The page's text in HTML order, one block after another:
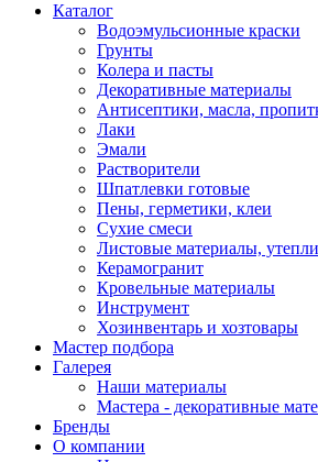
Каталог
Водоэмульсионные краски
Грунты
Колера и пасты
Декоративные материалы
Антисептики, масла,
Лаки
Эмали
Растворители
Шпатлевки готовые
Пены, герметики, клеи
Сухие смеси
Листовые материалы,
Керамогранит
Кровельные материалы
Инструмент
Хозинвентарь и хозтовары
Мастер подбора
Галерея
Наши материалы
Мастера - декоративные
Бренды
О компании